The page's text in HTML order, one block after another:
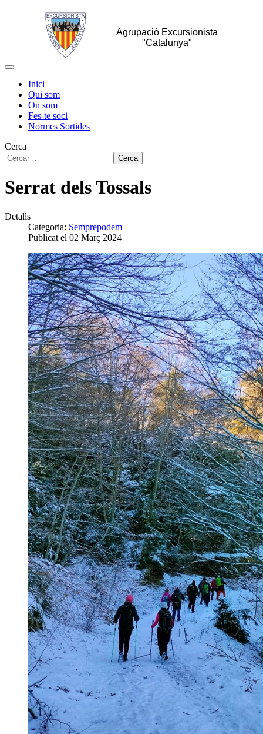
Agrupació Excursionista
"Catalunya"
Inici
Qui som
On som
Fes-te soci
Normes Sortides
Cerca
Cerca
Serrat dels Tossals
Detalls
Categoria: Semprepodem
Publicat el 02 Març 2024